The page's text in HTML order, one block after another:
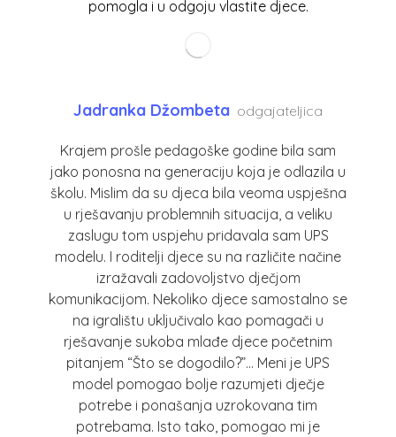
pomogla i u odgoju vlastite djece.
Jadranka Džombeta odgajateljica
Krajem prošle pedagoške godine bila sam
jako ponosna na generaciju koja je odlazila u
školu. Mislim da su djeca bila veoma uspješna
u rješavanju problemnih situacija, a veliku
zaslugu tom uspjehu pridavala sam UPS
modelu. I roditelji djece su na različite načine
izražavali zadovoljstvo dječjom
komunikacijom. Nekoliko djece samostalno se
na igralištu uključivalo kao pomagači u
rješavanje sukoba mlađe djece početnim
pitanjem “Što se dogodilo?”… Meni je UPS
model pomogao bolje razumjeti dječje
potrebe i ponašanja uzrokovana tim
potrebama. Isto tako, pomogao mi je